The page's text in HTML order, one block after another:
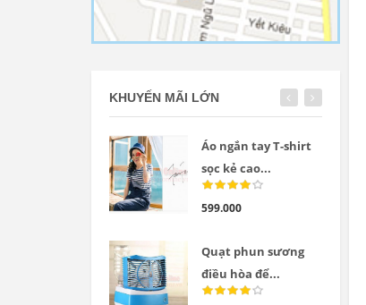
KHUYẾN MÃI LỚN
Áo ngắn tay T-shirt
sọc kẻ cao...
599.000
Quạt phun sương
điều hòa để...